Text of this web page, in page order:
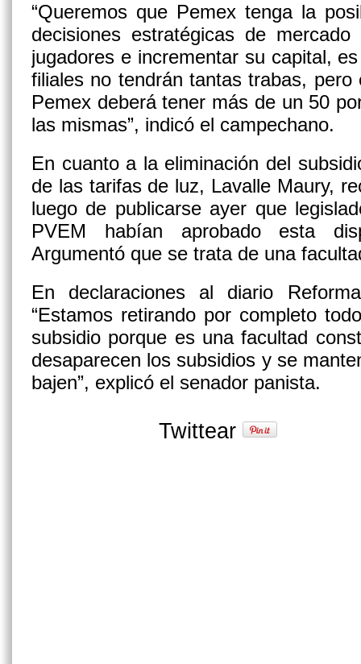
“Queremos que Pemex tenga la
decisiones estratégicas de
jugadores e incrementar su capital,
filiales no tendrán tantas trabas,
Pemex deberá tener más de un 50
las mismas”, indicó el campechano.
En cuanto a la eliminación del
de las tarifas de luz, Lavalle Maury,
luego de publicarse ayer que
PVEM habían aprobado esta
Argumentó que se trata de una
En declaraciones al diario
“Estamos retirando por completo
subsidio porque es una facultad
desaparecen los subsidios y se
bajen”, explicó el senador panista.
Twittear